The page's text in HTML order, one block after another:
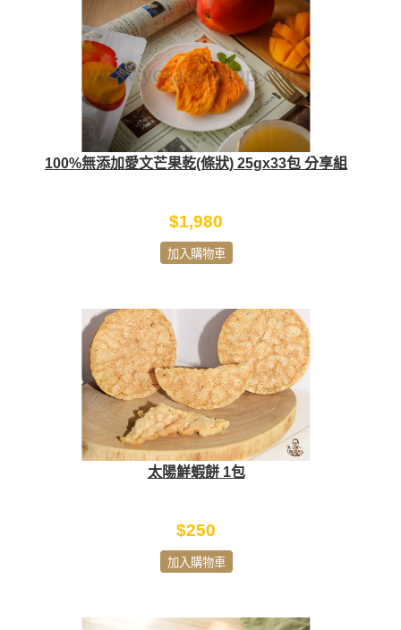
100%無添加愛文芒果乾(條狀) 25gx33包 分享組
$1,980
加入購物車
太陽鮮蝦餅 1包
$250
加入購物車